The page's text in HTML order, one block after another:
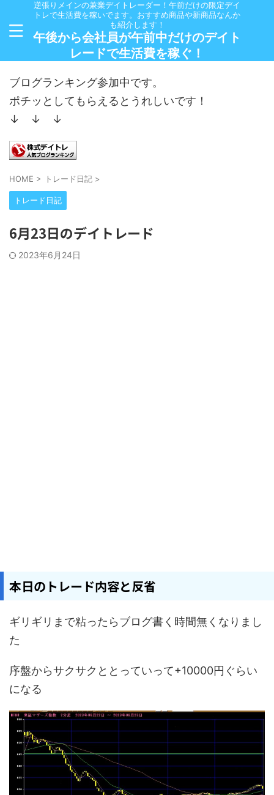
逆張りメインの兼業デイトレーダー！午前だけの限定デイ
トレで生活費を稼いでます。おすすめ商品や新商品なんか
も紹介します！
午後から会社員が午前中だけのデイト
レードで生活費を稼ぐ！
ブログランキング参加中です。
ポチッとしてもらえるとうれしいです！
↓ ↓ ↓
HOME > トレード日記 >
トレード日記
6月23日のデイトレード
2023年6月24日
本日のトレード内容と反省
ギリギリまで粘ったらブログ書く時間無くなりまし
た
序盤からサクサクととっていって+10000円ぐらい
になる